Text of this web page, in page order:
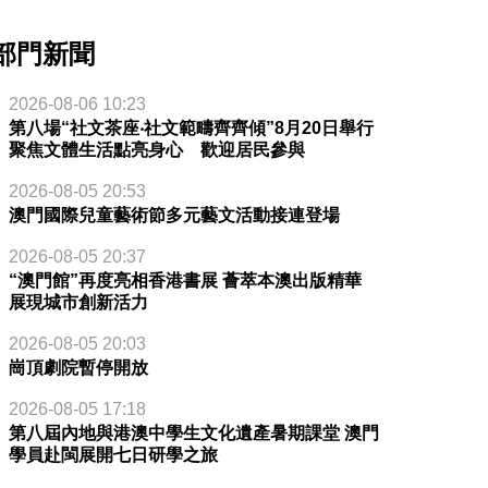
門新聞
2026-08-06 10:23
第八場“社文茶座‧社文範疇齊齊傾”8月20日舉行
聚焦文體生活點亮身心 歡迎居民參與
2026-08-05 20:53
澳門國際兒童藝術節多元藝文活動接連登場
2026-08-05 20:37
“澳門館”再度亮相香港書展 薈萃本澳出版精華
展現城市創新活力
2026-08-05 20:03
崗頂劇院暫停開放
2026-08-05 17:18
第八屆內地與港澳中學生文化遺產暑期課堂 澳門
學員赴閩展開七日研學之旅